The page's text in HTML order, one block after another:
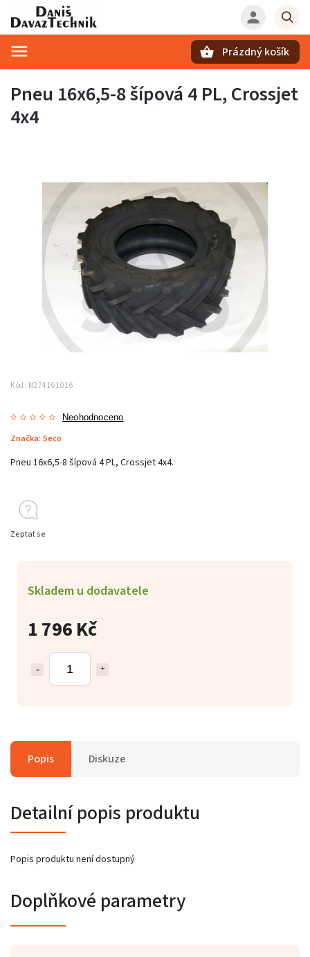
Prázdný košík
Pneu 16x6,5-8 šípová 4 PL, Crossjet
4x4
Kód: N274161016
Neohodnoceno
Značka: Seco
1 796 Kč
Skladem u dodavatele
Pneu 16x6,5-8 šípová 4 PL, Crossjet 4x4.
Zeptat se
Popis Diskuze
Detailní popis produktu
Popis produktu není dostupný
Doplňkové parametry